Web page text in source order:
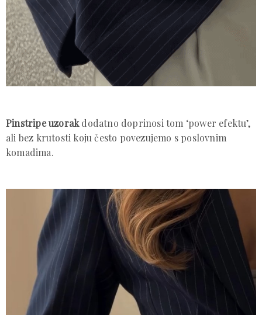
Pinstripe uzorak dodatno doprinosi tom ‘power efektu’,
ali bez krutosti koju često povezujemo s poslovnim
komadima.